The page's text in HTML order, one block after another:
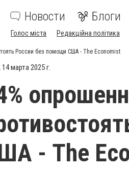
Новости Блоги
Голос міста Редакційна політика
России без помощи США - The Economist
14 марта 2025 г.
- The